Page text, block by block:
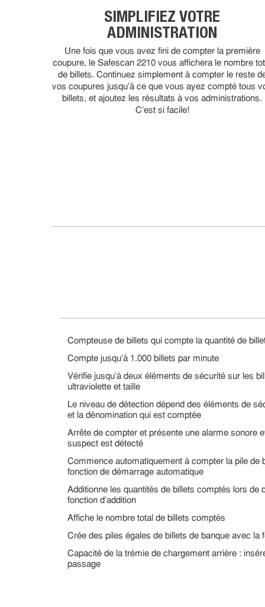
SIMPLIFIEZ VOTRE
ADMINISTRATION
Une fois que vous avez fini de compter la première
coupure, le Safescan 2210 vous affichera le nombre
de billets. Continuez simplement à compter le reste
vos coupures jusqu'à ce que vous ayez compté tous
billets, et ajoutez les résultats à vos administrations.
C'est si facile!
Compteuse de billets qui compte la quantité de
Compte jusqu'à 1.000 billets par minute
Vérifie jusqu'à deux éléments de sécurité sur les
ultraviolette et taille
Le niveau de détection dépend des éléments de
et la dénomination qui est comptée
Arrête de compter et présente une alarme sonore
suspect est détecté
Commence automatiquement à compter la pile de
fonction de démarrage automatique
Additionne les quantités de billets comptés lors de
fonction d'addition
Affiche le nombre total de billets comptés
Crée des piles égales de billets de banque avec la
Capacité de la trémie de chargement arrière :
passage